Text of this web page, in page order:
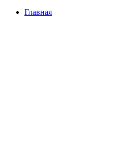
Главная